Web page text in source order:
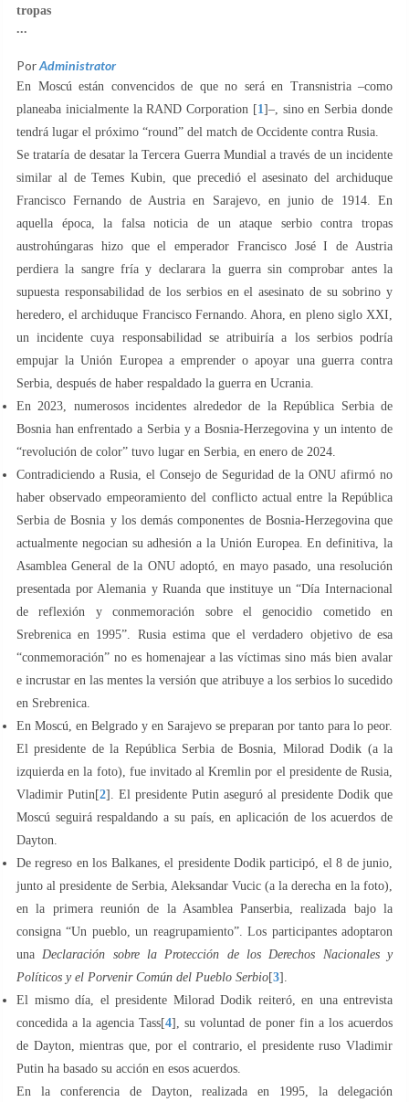
tropas
...
PorAdministrator
En Moscú están convencidos de que no será en Transnistria –como
planeaba inicialmente la RAND Corporation [1 ]–, sino en Serbia donde
tendrá lugar el próximo “round” del match de Occidente contra Rusia.
Se trataría de desatar la Tercera Guerra Mundial a través de un incidente
similar al de Temes Kubin, que precedió el asesinato del archiduque
Francisco Fernando de Austria en Sarajevo, en junio de 1914. En
aquella época, la falsa noticia de un ataque serbio contra tropas
austrohúngaras hizo que el emperador Francisco José I de Austria
perdiera la sangre fría y declarara la guerra sin comprobar antes la
supuesta responsabilidad de los serbios en el asesinato de su sobrino y
heredero, el archiduque Francisco Fernando. Ahora, en pleno siglo XXI,
un incidente cuya responsabilidad se atribuiría a los serbios podría
empujar la Unión Europea a emprender o apoyar una guerra contra
Serbia, después de haber respaldado la guerra en Ucrania.
En 2023, numerosos incidentes alrededor de la República Serbia de
Bosnia han enfrentado a Serbia y a Bosnia-Herzegovina y un intento de
“revolución de color” tuvo lugar en Serbia, en enero de 2024.
Contradiciendo a Rusia, el Consejo de Seguridad de la ONU afirmó no
haber observado empeoramiento del conflicto actual entre la República
Serbia de Bosnia y los demás componentes de Bosnia-Herzegovina que
actualmente negocian su adhesión a la Unión Europea. En definitiva, la
Asamblea General de la ONU adoptó, en mayo pasado, una resolución
presentada por Alemania y Ruanda que instituye un “Día Internacional
de reflexión y conmemoración sobre el genocidio cometido en
Srebrenica en 1995”. Rusia estima que el verdadero objetivo de esa
“conmemoración” no es homenajear a las víctimas sino más bien avalar
e incrustar en las mentes la versión que atribuye a los serbios lo sucedido
en Srebrenica.
En Moscú, en Belgrado y en Sarajevo se preparan por tanto para lo peor.
El presidente de la República Serbia de Bosnia, Milorad Dodik (a la
izquierda en la foto), fue invitado al Kremlin por el presidente de Rusia,
Vladimir Putin[2]. El presidente Putin aseguró al presidente Dodik que
Moscú seguirá respaldando a su país, en aplicación de los acuerdos de
Dayton.
De regreso en los Balkanes, el presidente Dodik participó, el 8 de junio,
junto al presidente de Serbia, Aleksandar Vucic (a la derecha en la foto),
en la primera reunión de la Asamblea Panserbia, realizada bajo la
consigna “Un pueblo, un reagrupamiento”. Los participantes adoptaron
una Declaración sobre la Protección de los Derechos Nacionales y
Políticos y el Porvenir Común del Pueblo Serbio[3].
El mismo día, el presidente Milorad Dodik reiteró, en una entrevista
concedida a la agencia Tass[4], su voluntad de poner fin a los acuerdos
de Dayton, mientras que, por el contrario, el presidente ruso Vladimir
Putin ha basado su acción en esos acuerdos.
En la conferencia de Dayton, realizada en 1995, la delegación